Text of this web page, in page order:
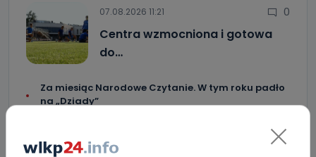
07.08.2026 11:21 0
Centra wzmocniona i gotowa
do…
Za miesiąc Narodowe Czytanie. W tym roku padło
na „Dziady”
[AKTUALIZACJA]